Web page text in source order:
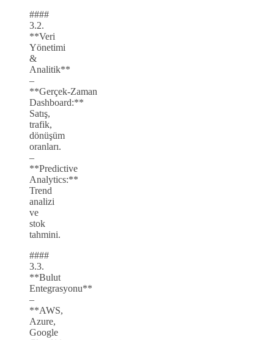
####
3.2.
**Veri
Yönetimi
&
Analitik**
–
**Gerçek‑Zaman
Dashboard:**
Satış,
trafik,
dönüşüm
oranları.
–
**Predictive
Analytics:**
Trend
analizi
ve
stok
tahmini.
####
3.3.
**Bulut
Entegrasyonu**
–
**AWS,
Azure,
Google